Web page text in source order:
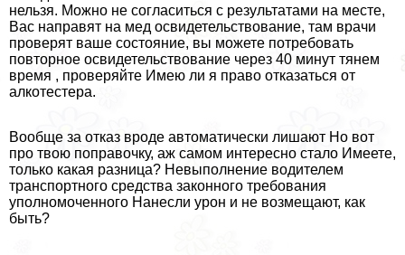
нельзя. Можно не согласиться с результатами на месте,
Вас направят на мед освидетельствование, там врачи
проверят ваше состояние, вы можете потребовать
повторное освидетельствование через 40 минут тянем
время , проверяйте Имею ли я право отказаться от
алкотестера.
Вообще за отказ вроде автоматически лишают Но вот
про твою поправочку, аж самом интересно стало Имеете,
только какая разница? Невыполнение водителем
трaнcпортного средства законного требования
уполномоченного Нанесли урон и не возмещают, как
быть?